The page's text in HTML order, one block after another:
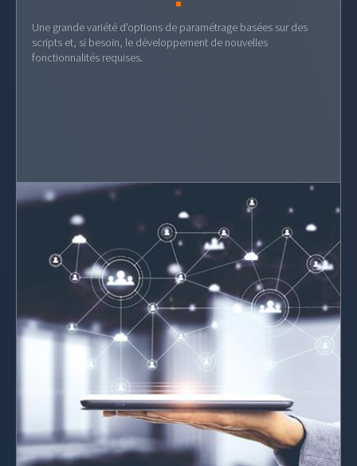
Une grande variété d'options de paramétrage basées sur des
scripts et, si besoin, le développement de nouvelles
fonctionnalités requises.